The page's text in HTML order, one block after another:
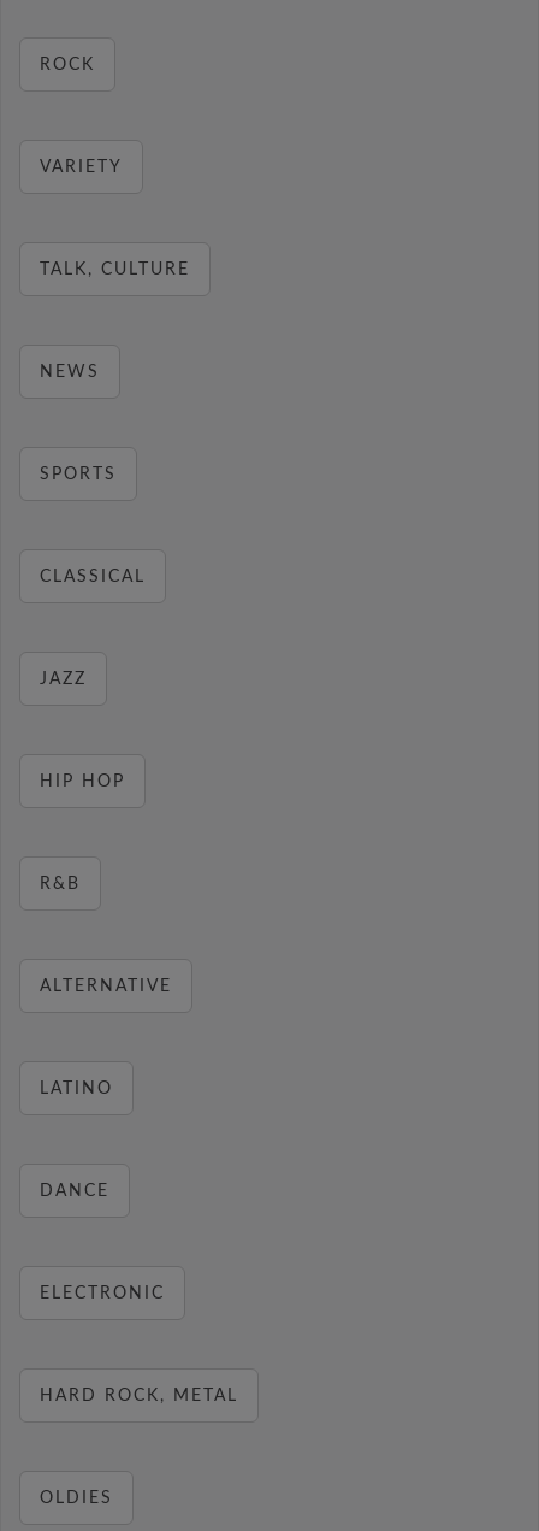
ROCK
VARIETY
TALK, CULTURE
NEWS
SPORTS
CLASSICAL
JAZZ
HIP HOP
R&B
ALTERNATIVE
LATINO
DANCE
ELECTRONIC
HARD ROCK, METAL
OLDIES